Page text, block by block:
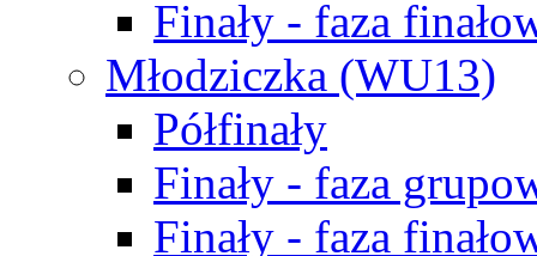
Finały - faza
Młodziczka (WU13)
Półfinały
Finały - faza
Finały - faza